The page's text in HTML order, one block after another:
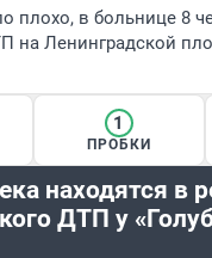
плохо, в больнице 8
на Ленинградской
1
ПРОБКИ
находятся в
ДТП у